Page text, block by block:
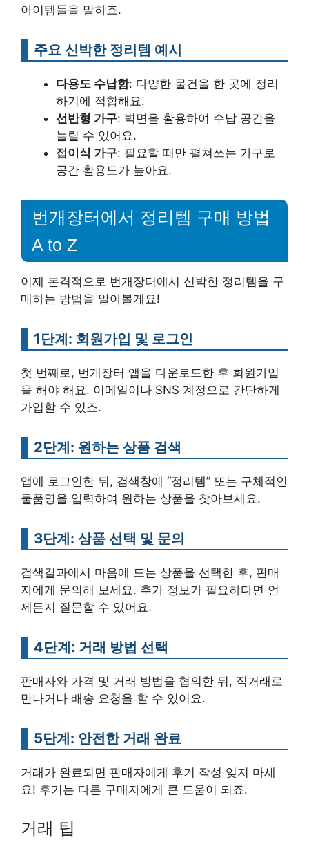
아이템들을 말하죠.
주요 신박한 정리템 예시
다용도 수납함: 다양한 물건을 한 곳에 정리
하기에 적합해요.
선반형 가구: 벽면을 활용하여 수납 공간을
늘릴 수 있어요.
접이식 가구: 필요할 때만 펼쳐쓰는 가구로
공간 활용도가 높아요.
번개장터에서 정리템 구매 방법
A to Z
이제 본격적으로 번개장터에서 신박한 정리템을 구
매하는 방법을 알아볼게요!
1단계: 회원가입 및 로그인
첫 번째로, 번개장터 앱을 다운로드한 후 회원가입
을 해야 해요. 이메일이나 SNS 계정으로 간단하게
가입할 수 있죠.
2단계: 원하는 상품 검색
앱에 로그인한 뒤, 검색창에 “정리템” 또는 구체적인
물품명을 입력하여 원하는 상품을 찾아보세요.
3단계: 상품 선택 및 문의
검색결과에서 마음에 드는 상품을 선택한 후, 판매
자에게 문의해 보세요. 추가 정보가 필요하다면 언
제든지 질문할 수 있어요.
4단계: 거래 방법 선택
판매자와 가격 및 거래 방법을 협의한 뒤, 직거래로
만나거나 배송 요청을 할 수 있어요.
5단계: 안전한 거래 완료
거래가 완료되면 판매자에게 후기 작성 잊지 마세
요! 후기는 다른 구매자에게 큰 도움이 되죠.
거래 팁